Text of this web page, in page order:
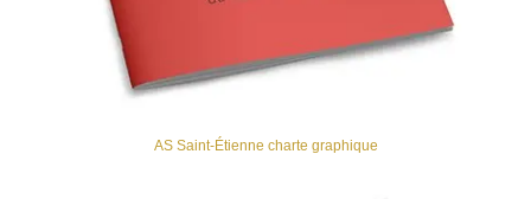
AS Saint-Étienne charte graphique